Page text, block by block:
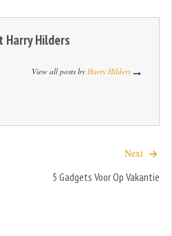
Harry Hilders
View all posts by Harry Hilders
Next
5 Gadgets Voor Op Vakantie